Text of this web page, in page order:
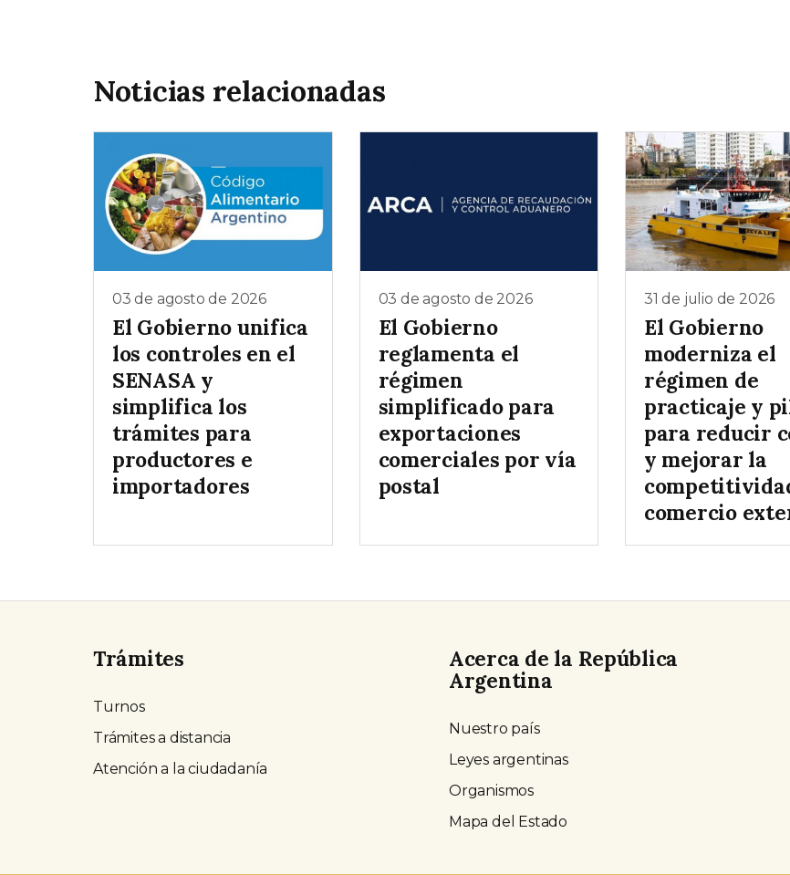
Noticias relacionadas
03 de agosto de 2026
El Gobierno unifica
los controles en el
SENASA y
simplifica los
trámites para
productores e
importadores
03 de agosto de 2026
El Gobierno
reglamenta el
régimen
simplificado para
exportaciones
comerciales por vía
postal
31 de julio de 2026
El Gobierno
moderniza el
régimen de
practicaje y
para reducir
y mejorar la
comercio
Trámites
Turnos
Trámites a distancia
Atención a la ciudadanía
Acerca de la República
Argentina
Nuestro país
Leyes argentinas
Organismos
Mapa del Estado